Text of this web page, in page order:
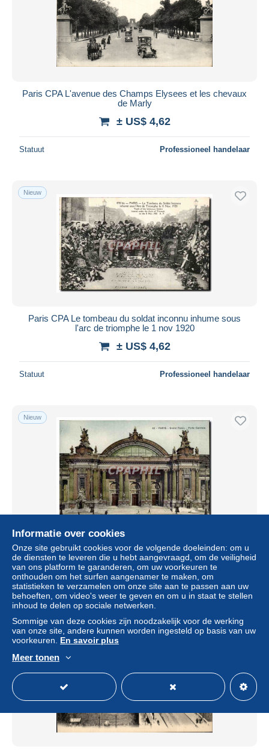
Paris CPA L'avenue des Champs Elysees et les chevaux
de Marly
± US$ 4,62
Statuut Professioneel handelaar
Nieuw
Paris CPA Le tombeau du soldat inconnu inhume sous
l'arc de triomphe le 1 nov 1920
± US$ 4,62
Statuut Professioneel handelaar
Nieuw
Paris - 8 - Grand Palais - Porte Centrale CPA
± US$ 4,62
Statuut Professioneel handelaar
Nieuw
Informatie over cookies
Onze site gebruikt cookies voor de volgende doeleinden: om u
de diensten te leveren die u hebt aangevraagd, om de veiligheid
van ons platform te garanderen, om uw voorkeuren te
onthouden om het surfen aangenamer te maken, om
statistieken te verzamelen om onze site aan te passen aan uw
behoeften, om video's weer te geven en om u in staat te stellen
inhoud te delen op sociale netwerken.
Sommige van deze cookies zijn noodzakelijk voor de werking
van onze site, andere kunnen worden ingesteld op basis van uw
voorkeuren. En savoir plus
Meer tonen